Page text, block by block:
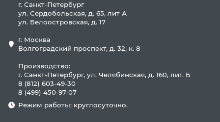
г. Санкт-Петербург
ул. Сердобольская, д. 65, лит А
ул. Белоостровская, д. 17
г. Москва
Волгоградский проспект, д. 32, к. 8
Производство:
г. Санкт-Петербург, ул. Челябинская, д. 160, лит. Б
8 (812) 603-49-30
8 (499) 450-97-07
Режим работы: круглосуточно.